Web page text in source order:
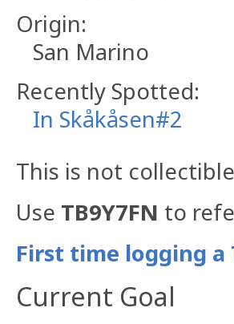
Origin:
San Marino
Recently Spotted:
In Skåkåsen#2
This is not
Use TB9Y7FN to
First time logging a
Current Goal